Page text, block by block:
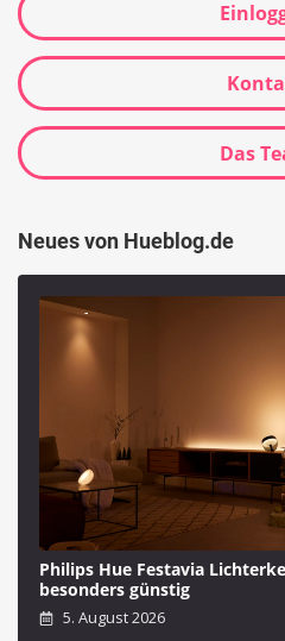
Das
Neues von Hueblog.de
Philips Hue Festavia
besonders günstig
5. August 2026